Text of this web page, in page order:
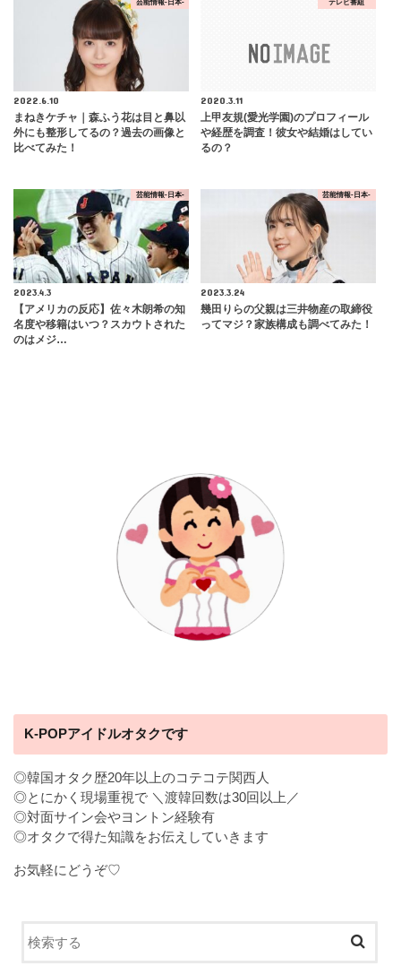
芸能情報-日本-
2022.6.10
まねきケチャ｜森ふう花は目と鼻以
外にも整形してるの？過去の画像と
比べてみた！
テレビ番組
2020.3.11
上甲友規(愛光学園)のプロフィール
や経歴を調査！彼女や結婚はしてい
るの？
芸能情報-日本-
2023.4.3
【アメリカの反応】佐々木朗希の知
名度や移籍はいつ？スカウトされた
のはメジ…
芸能情報-日本-
2023.3.24
幾田りらの父親は三井物産の取締役
ってマジ？家族構成も調べてみた！
K-POPアイドルオタクです
◎韓国オタク歴20年以上のコテコテ関西人
◎とにかく現場重視で ＼渡韓回数は30回以上／
◎対面サイン会やヨントン経験有
◎オタクで得た知識をお伝えしていきます
お気軽にどうぞ♡